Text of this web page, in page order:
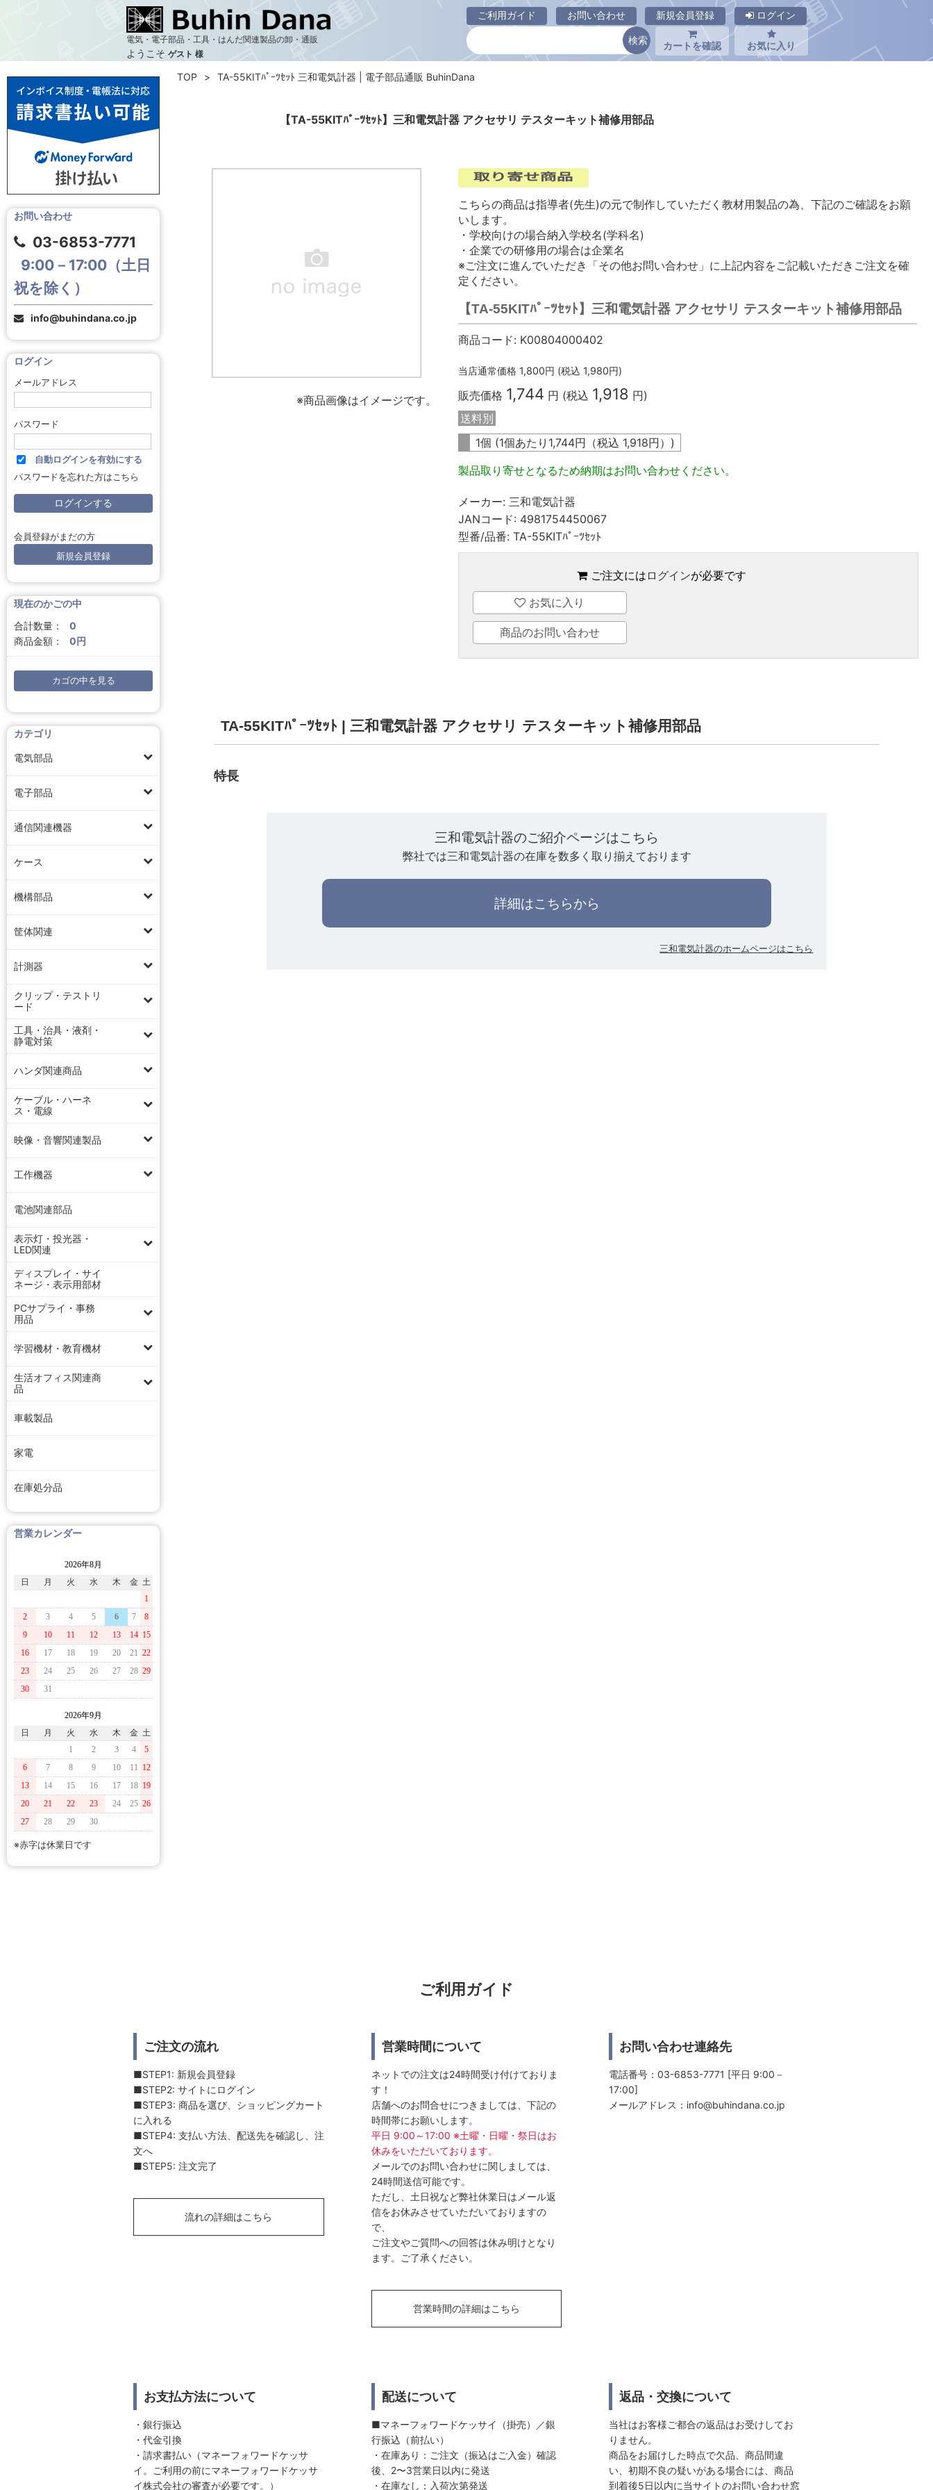
電気・電子部品・工具・はんだ関連製品の卸・通販
ようこそ ゲスト 様
ご利用ガイド お問い合わせ 新規会員登録 ログイン
カートを確認 お気に入り
【TA-55KITﾊﾟｰﾂｾｯﾄ】三和電気計器 アクセサリ テスターキット補修用部品
お問い合わせ
03-6853-7771
9:00－17:00（土日
祝を除く）
info@buhindana.co.jp
ログイン
メールアドレス
パスワード
自動ログインを有効にする
パスワードを忘れた方はこちら
会員登録がまだの方
新規会員登録
現在のかごの中
合計数量：
0
商品金額：
0円
カゴの中を見る
カテゴリ
電気部品
電子部品
通信関連機器
ケース
機構部品
筐体関連
計測器
クリップ・テストリ
ード
工具・治具・液剤・
静電対策
ハンダ関連商品
ケーブル・ハーネ
ス・電線
映像・音響関連製品
工作機器
電池関連部品
表示灯・投光器・
LED関連
ディスプレイ・サイ
ネージ・表示用部材
PCサプライ・事務
用品
学習機材・教育機材
生活オフィス関連商
品
車載製品
家電
在庫処分品
営業カレンダー
2026年8月
日
月 火 水 木 金 土
1
2
3 4 5 6 7
8
9
10 11 12 13 14 15
16
17 18 19 20 21 22
23
24 25 26 27 28 29
30
31
2026年9月
日
月 火 水 木 金 土
1
2 3 4
5
6
7 8 9 10 11 12
13
14 15 16 17 18 19
20
21 22 23 24 25 26
27
28 29 30
※赤字は休業日です
TOP TA-55KITﾊﾟｰﾂｾｯﾄ 三和電気計器 | 電子部品通販 BuhinDana
※商品画像はイメージです。
こちらの商品は指導者(先生)の元で制作していただく教材用製品の為、下記のご確認をお願
いします。
・学校向けの場合納入学校名(学科名)
・企業での研修用の場合は企業名
※ご注文に進んでいただき「その他お問い合わせ」に上記内容をご記載いただきご注文を確
定ください。
【TA-55KITﾊﾟｰﾂｾｯﾄ】三和電気計器 アクセサリ テスターキット補修用部品
商品コード: K00804000402
当店通常価格 1,800円 (税込 1,980円)
販売価格 1,744 円 (税込 1,918 円)
送料別
1個 (1個あたり 1,744円（税込 1,918円）)
製品取り寄せとなるため納期はお問い合わせください。
メーカー: 三和電気計器
JANコード: 4981754450067
型番/品番: TA-55KITﾊﾟｰﾂｾｯﾄ
ご注文には ログインが必要です
お気に入り
商品のお問い合わせ
TA-55KITﾊﾟｰﾂｾｯﾄ | 三和電気計器 アクセサリ テスターキット補修用部品
特長
三和電気計器のご紹介ページはこちら
弊社では三和電気計器の在庫を数多く取り揃えております
詳細はこちらから
三和電気計器のホームページはこちら
ご利用ガイド
ご注文の流れ
■STEP1: 新規会員登録
■STEP2: サイトにログイン
■STEP3: 商品を選び、ショッピングカート
に入れる
■STEP4: 支払い方法、配送先を確認し、注
文へ
■STEP5: 注文完了
流れの詳細はこちら
営業時間について
ネットでの注文は24時間受け付けておりま
す！
店舗へのお問合せにつきましては、下記の
時間帯にお願いします。
平日 9:00～17:00 ※土曜・日曜・祭日はお
休みをいただいております。
メールでのお問い合わせに関しましては、
24時間送信可能です。
ただし、土日祝など弊社休業日はメール返
信をお休みさせていただいておりますの
で、
ご注文やご質問への回答は休み明けとなり
ます。ご了承ください。
営業時間の詳細はこちら
お問い合わせ連絡先
電話番号：03-6853-7771 [平日 9:00－
17:00]
メールアドレス： info@buhindana.co.jp
お支払方法について
・銀行振込
・代金引換
・請求書払い（マネーフォワードケッサ
イ。ご利用の前にマネーフォワードケッサ
イ株式会社の審査が必要です。）
配送について
■マネーフォワードケッサイ（掛売）／銀
行振込（前払い）
・在庫あり：ご注文（振込はご入金）確認
後、2〜3営業日以内に発送
・在庫なし：入荷次第発送
返品・交換について
当社はお客様ご都合の返品はお受けしてお
りません。
商品をお届けした時点で欠品、商品間違
い、初期不良の疑いがある場合には、商品
到着後5日以内に当サイトのお問い合わせ窓